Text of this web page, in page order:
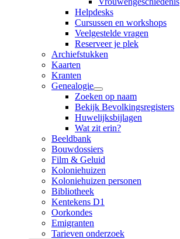
Helpdesks
Cursussen en workshops
Veelgestelde vragen
Reserveer je plek
Archiefstukken
Kaarten
Kranten
Genealogie
Zoeken op naam
Bekijk Bevolkingsregisters
Huwelijksbijlagen
Wat zit erin?
Beeldbank
Bouwdossiers
Film & Geluid
Koloniehuizen
Koloniehuizen personen
Bibliotheek
Kentekens D1
Oorkondes
Emigranten
Tarieven onderzoek